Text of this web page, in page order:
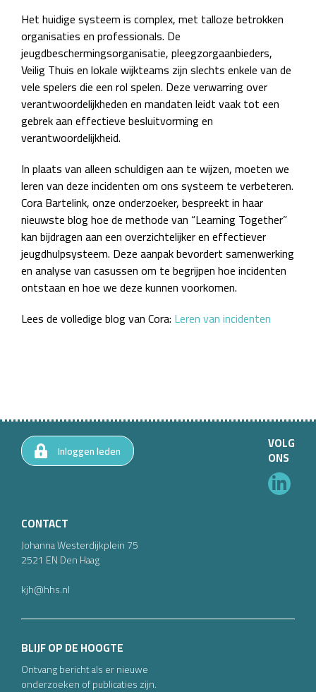
Het huidige systeem is complex, met talloze betrokken
organisaties en professionals. De
jeugdbeschermingsorganisatie, pleegzorgaanbieders,
Veilig Thuis en lokale wijkteams zijn slechts enkele van de
vele spelers die een rol spelen. Deze verwarring over
verantwoordelijkheden en mandaten leidt vaak tot een
gebrek aan effectieve besluitvorming en
verantwoordelijkheid.
In plaats van alleen schuldigen aan te wijzen, moeten we
leren van deze incidenten om ons systeem te verbeteren.
Cora Bartelink, onze onderzoeker, bespreekt in haar
nieuwste blog hoe de methode van “Learning Together”
kan bijdragen aan een overzichtelijker en effectiever
jeugdhulpsysteem. Deze aanpak bevordert samenwerking
en analyse van casussen om te begrijpen hoe incidenten
ontstaan en hoe we deze kunnen voorkomen.
Lees de volledige blog van Cora: Leren van incidenten
CONTACT
Johanna Westerdijkplein75
2521 ENDen Haag
kjh@hhs.nl
Inloggen leden
BLIJF OP DE HOOGTE
Ontvang bericht als er nieuwe
onderzoeken of publicaties zijn.
VOLG
ONS